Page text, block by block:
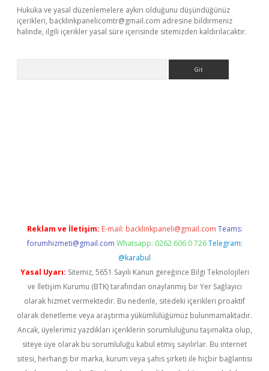
Hukuka ve yasal düzenlemelere aykırı olduğunu düşündüğünüz
içerikleri, backlinkpanelicomtr@gmail.com adresine bildirmeniz
halinde, ilgili içerikler yasal süre içerisinde sitemizden kaldırılacaktır.
Reklam ve İletişim: E-mail: backlinkpaneli@gmail.com Teams:
forumhizmeti@gmail.com Whatsapp: 0262 606 0 726 Telegram:
@karabul
Yasal Uyarı: Sitemiz, 5651 Sayılı Kanun gereğince Bilgi Teknolojileri
ve İletişim Kurumu (BTK) tarafından onaylanmış bir Yer Sağlayıcı
olarak hizmet vermektedir. Bu nedenle, sitedeki içerikleri proaktif
olarak denetleme veya araştırma yükümlülüğümüz bulunmamaktadır.
Ancak, üyelerimiz yazdıkları içeriklerin sorumluluğunu taşımakta olup,
siteye üye olarak bu sorumluluğu kabul etmiş sayılırlar. Bu internet
sitesi, herhangi bir marka, kurum veya şahıs şirketi ile hiçbir bağlantısı